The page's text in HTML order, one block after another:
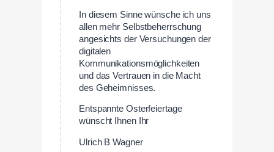
In diesem Sinne wünsche ich uns
allen mehr Selbstbeherrschung
angesichts der Versuchungen der
digitalen
Kommunikationsmöglichkeiten
und das Vertrauen in die Macht
des Geheimnisses.
Entspannte Osterfeiertage
wünscht Ihnen Ihr
Ulrich B Wagner